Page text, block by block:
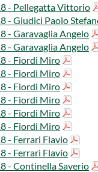
- Pellegatta Vittorio​​
- Giudici Paolo
- Garavaglia Angelo​​
- Garavaglia Angelo
- Fiordi Miro
- Fiordi Miro
- Fiordi Miro
- Fiordi Miro
- Fiordi Miro​
- Fiordi Miro​​
- Ferrari Flavio​​​
- Ferrari Flavio​​​​
- Continella Saverio